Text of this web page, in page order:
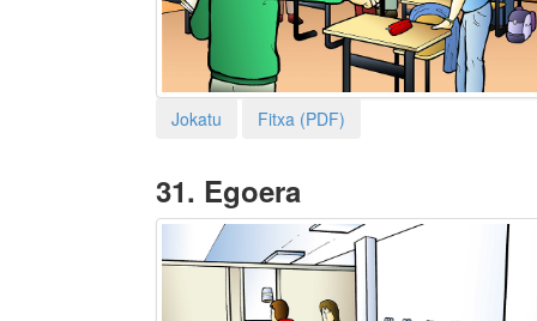
Jokatu Fitxa (PDF)
31. Egoera